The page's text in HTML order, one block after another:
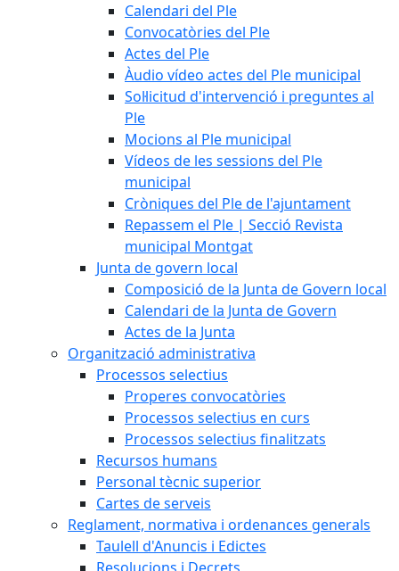
Calendari del Ple
Convocatòries del Ple
Actes del Ple
Àudio vídeo actes del Ple municipal
Sol·licitud d'intervenció i preguntes al
Ple
Mocions al Ple municipal
Vídeos de les sessions del Ple
municipal
Cròniques del Ple de l'ajuntament
Repassem el Ple | Secció Revista
municipal Montgat
Junta de govern local
Composició de la Junta de Govern local
Calendari de la Junta de Govern
Actes de la Junta
Organització administrativa
Processos selectius
Properes convocatòries
Processos selectius en curs
Processos selectius finalitzats
Recursos humans
Personal tècnic superior
Cartes de serveis
Reglament, normativa i ordenances generals
Taulell d'Anuncis i Edictes